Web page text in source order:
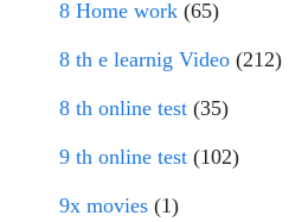
8 Home work (65)
8 th e learnig Video (212)
8 th online test (35)
9 th online test (102)
9x movies (1)